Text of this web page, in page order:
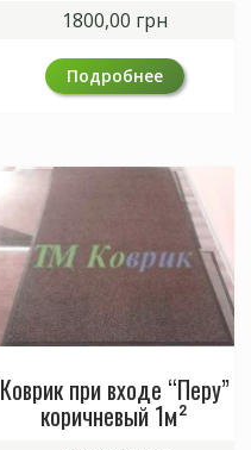
1800,00 грн
Подробнее
Коврик при входе “Перу”
коричневый 1м²